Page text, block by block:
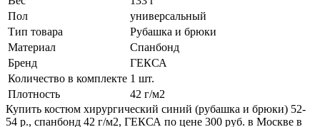
Пол
универсальный
Тип товара
Рубашка и брюки
Материал
Спанбонд
Бренд
ГЕКСА
Количество в комплекте 1 шт.
Плотность
42 г/м2
Купить костюм хирургический синий (рубашка и брюки) 52-
54 р., спанбонд 42 г/м2, ГЕКСА по цене 300 руб. в Москве в